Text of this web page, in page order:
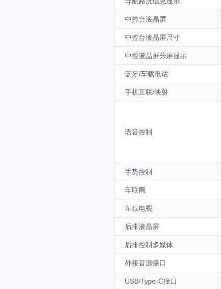
中控台液晶屏
中控台液晶屏尺寸
中控液晶屏分屏显示
蓝牙/车载电话
手机互联/映射
语音控制
手势控制
车联网
车载电视
后排液晶屏
后排控制多媒体
外接音源接口
USB/Type-C接口